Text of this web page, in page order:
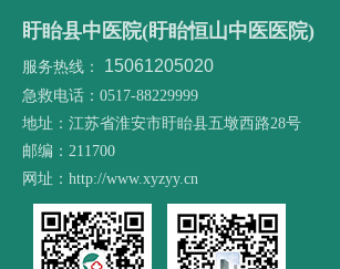
盱眙县中医院(盱眙恒山中医医院)
服务热线： 15061205020
急救电话：0517-88229999
地址：江苏省淮安市盱眙县五墩西路28号
邮编：211700
网址：http://www.xyzyy.cn